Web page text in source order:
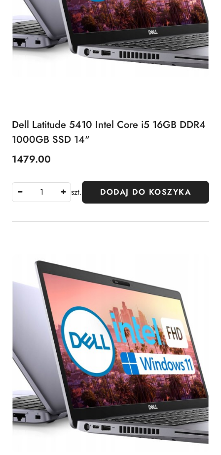
Dell Latitude 5410 Intel Core i5 16GB DDR4
1000GB SSD 14"
Cena:
1479.00
szt. DODAJ DO KOSZYKA